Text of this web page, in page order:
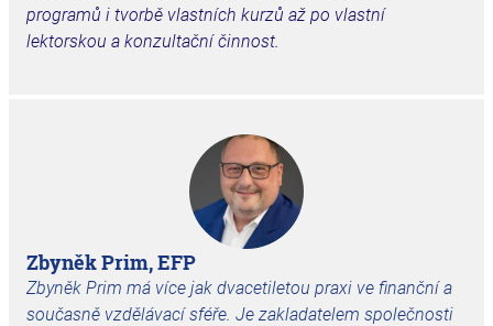
programů i tvorbě vlastních kurzů až po vlastní
lektorskou a konzultační činnost.
Zbyněk Prim, EFP
Zbyněk Prim má více jak dvacetiletou praxi ve finanční a
současně vzdělávací sféře. Je zakladatelem společnosti